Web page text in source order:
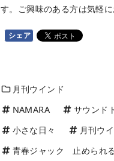
す。ご興味のある方は気軽に
シェア
月刊ウインド
NAMARA
サウンド
小さな日々
月刊ウ
青春ジャック 止められ